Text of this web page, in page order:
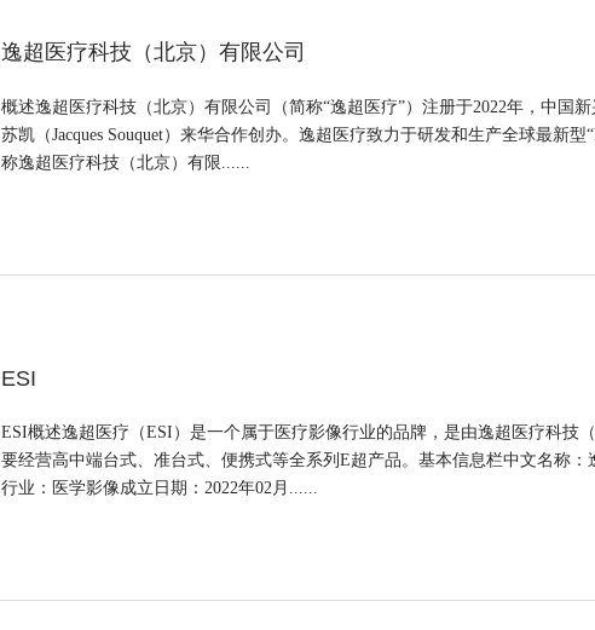
逸超医疗科技（北京）有限公司
概述逸超医疗科技（北京）有限公司（简称“逸超医疗”）注册于2022年，中国
苏凯（Jacques Souquet）来华合作创办。逸超医疗致力于研发和生产全球最新
称逸超医疗科技（北京）有限......
ESI
ESI概述逸超医疗（ESI）是一个属于医疗影像行业的品牌，是由逸超医疗科技
要经营高中端台式、准台式、便携式等全系列E超产品。基本信息栏中文名称
行业：医学影像成立日期：2022年02月......